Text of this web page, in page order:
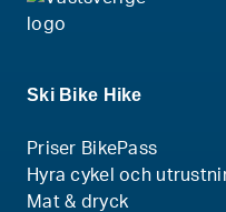
Ski Bike Hike
Priser BikePass
Hyra cykel och
Mat & dryck